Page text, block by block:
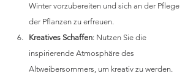
Winter vorzubereiten und sich an der Pflege
der Pflanzen zu erfreuen.
Kreatives Schaffen: Nutzen Sie die
inspirierende Atmosphäre des
Altweibersommers, um kreativ zu werden.